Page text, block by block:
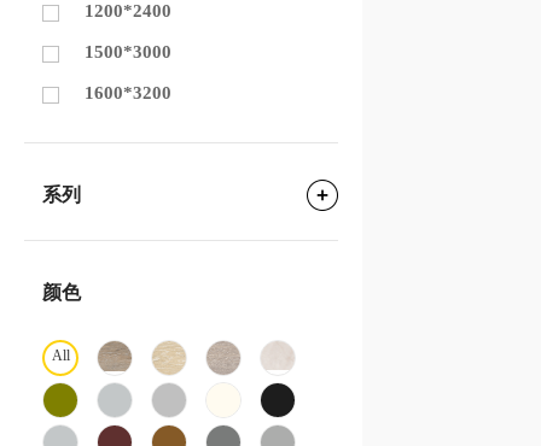
1200*2400
1500*3000
1600*3200
系列
颜色
All